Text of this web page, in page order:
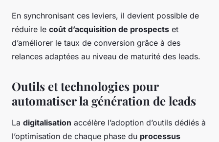
En synchronisant ces leviers, il devient possible de
réduire le coût d’acquisition de prospects et
d’améliorer le taux de conversion grâce à des
relances adaptées au niveau de maturité des leads.
Outils et technologies pour
automatiser la génération de leads
La digitalisation accélère l’adoption d’outils dédiés à
l’optimisation de chaque phase du processus